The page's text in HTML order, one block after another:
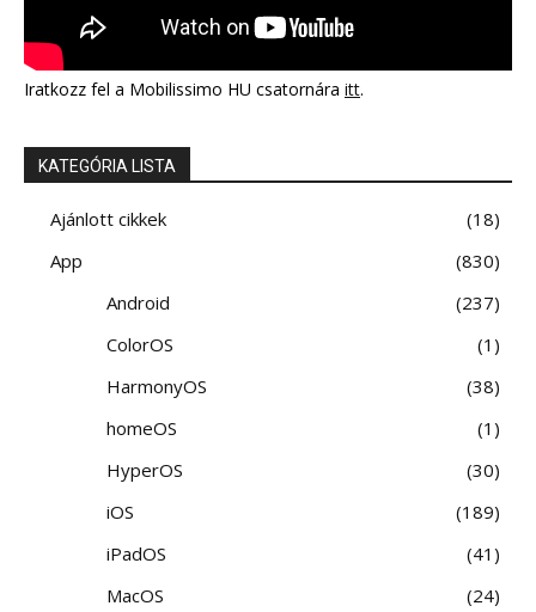
Iratkozz fel a Mobilissimo HU csatornára itt.
KATEGÓRIA LISTA
Ajánlott cikkek
18
App
830
Android
237
ColorOS
1
HarmonyOS
38
homeOS
1
HyperOS
30
iOS
189
iPadOS
41
MacOS
24